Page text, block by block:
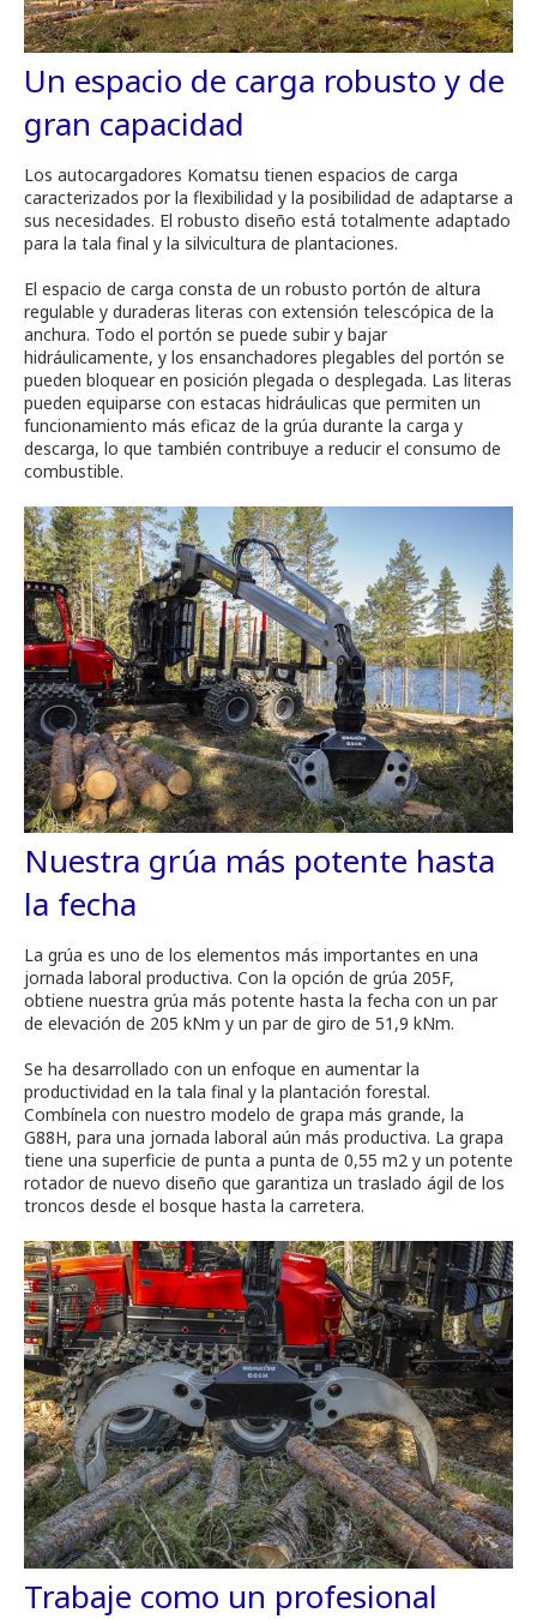
Un espacio de carga robusto y de
gran capacidad
Los autocargadores Komatsu tienen espacios de carga
caracterizados por la flexibilidad y la posibilidad de adaptarse a
sus necesidades. El robusto diseño está totalmente adaptado
para la tala final y la silvicultura de plantaciones.
El espacio de carga consta de un robusto portón de altura
regulable y duraderas literas con extensión telescópica de la
anchura. Todo el portón se puede subir y bajar
hidráulicamente, y los ensanchadores plegables del portón se
pueden bloquear en posición plegada o desplegada. Las literas
pueden equiparse con estacas hidráulicas que permiten un
funcionamiento más eficaz de la grúa durante la carga y
descarga, lo que también contribuye a reducir el consumo de
combustible.
Nuestra grúa más potente hasta
la fecha
La grúa es uno de los elementos más importantes en una
jornada laboral productiva. Con la opción de grúa 205F,
obtiene nuestra grúa más potente hasta la fecha con un par
de elevación de 205 kNm y un par de giro de 51,9 kNm.
Se ha desarrollado con un enfoque en aumentar la
productividad en la tala final y la plantación forestal.
Combínela con nuestro modelo de grapa más grande, la
G88H, para una jornada laboral aún más productiva. La grapa
tiene una superficie de punta a punta de 0,55 m2 y un potente
rotador de nuevo diseño que garantiza un traslado ágil de los
troncos desde el bosque hasta la carretera.
Trabaje como un profesional